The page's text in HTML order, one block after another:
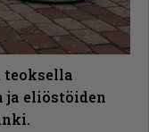
ja eliöstöiden